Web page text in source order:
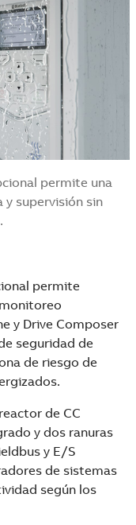
permite una
y supervisión sin
permite
y Drive Composer
seguridad de
de riesgo de
de CC
y dos ranuras
y E/S
de sistemas
según los